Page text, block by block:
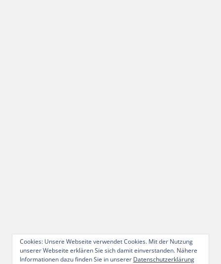
Cookies: Unsere Webseite verwendet Cookies. Mit der Nutzung
unserer Webseite erklären Sie sich damit einverstanden. Nähere
Informationen dazu finden Sie in unserer Datenschutzerklärung